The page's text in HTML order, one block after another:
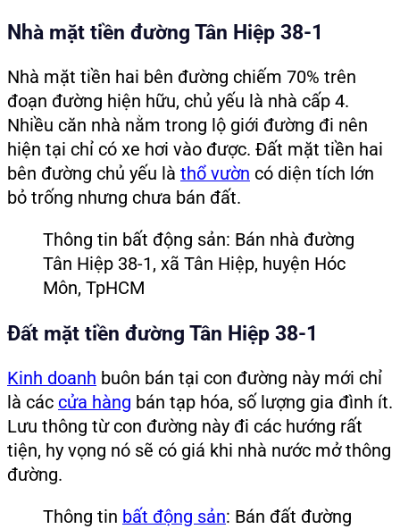
Nhà mặt tiền đường Tân Hiệp 38-1
Nhà mặt tiền hai bên đường chiếm 70% trên
đoạn đường hiện hữu, chủ yếu là nhà cấp 4.
Nhiều căn nhà nằm trong lộ giới đường đi nên
hiện tại chỉ có xe hơi vào được. Đất mặt tiền hai
bên đường chủ yếu là thổ vườn có diện tích lớn
bỏ trống nhưng chưa bán đất.
Thông tin bất động sản: Bán nhà đường
Tân Hiệp 38-1, xã Tân Hiệp, huyện Hóc
Môn, TpHCM
Đất mặt tiền đường Tân Hiệp 38-1
Kinh doanh buôn bán tại con đường này mới chỉ
là các cửa hàng bán tạp hóa, số lượng gia đình ít.
Lưu thông từ con đường này đi các hướng rất
tiện, hy vọng nó sẽ có giá khi nhà nước mở thông
đường.
Thông tin bất động sản: Bán đất đường